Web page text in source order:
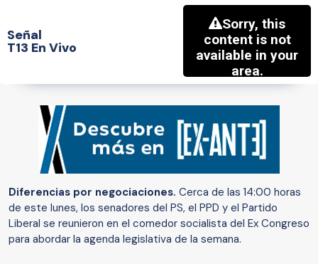
Señal
T13 En Vivo
Diferencias por negociaciones. Cerca de las 14:00 horas
de este lunes, los senadores del PS, el PPD y el Partido
Liberal se reunieron en el comedor socialista del Ex Congreso
para abordar la agenda legislativa de la semana.